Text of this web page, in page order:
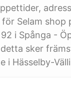
Selam shop
i Spånga -
sker
i Hässelby-